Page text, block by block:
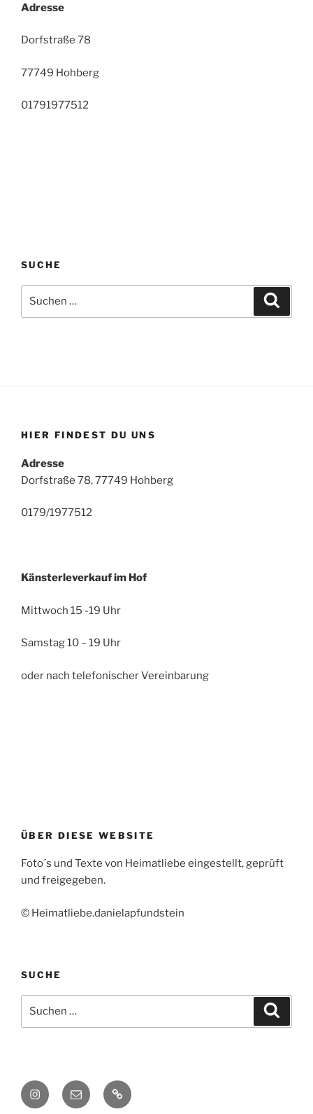
Adresse
Dorfstraße 78
77749 Hohberg
01791977512
SUCHE
HIER FINDEST DU UNS
Adresse
Dorfstraße 78, 77749 Hohberg
0179/1977512
Känsterleverkauf im Hof
Mittwoch 15 -19 Uhr
Samstag 10 – 19 Uhr
oder nach telefonischer Vereinbarung
ÜBER DIESE WEBSITE
Foto´s und Texte von Heimatliebe eingestellt, geprüft
und freigegeben.
© Heimatliebe.danielapfundstein
SUCHE
Instagram
E-
Mail
heimatliebe.